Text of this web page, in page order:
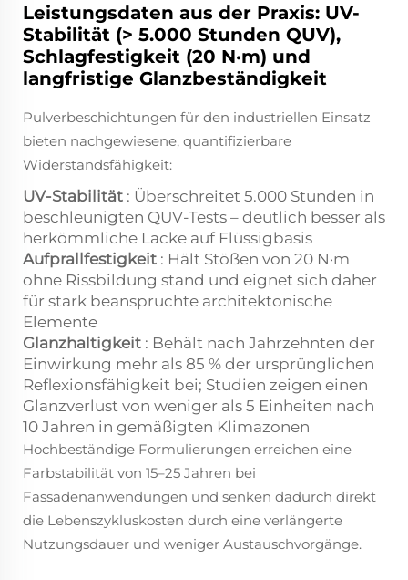
Leistungsdaten aus der Praxis: UV-
Stabilität (> 5.000 Stunden QUV),
Schlagfestigkeit (20 N·m) und
langfristige Glanzbeständigkeit
Pulverbeschichtungen für den industriellen Einsatz
bieten nachgewiesene, quantifizierbare
Widerstandsfähigkeit:
UV-Stabilität : Überschreitet 5.000 Stunden in
beschleunigten QUV-Tests – deutlich besser als
herkömmliche Lacke auf Flüssigbasis
Aufprallfestigkeit : Hält Stößen von 20 N·m
ohne Rissbildung stand und eignet sich daher
für stark beanspruchte architektonische
Elemente
Glanzhaltigkeit : Behält nach Jahrzehnten der
Einwirkung mehr als 85 % der ursprünglichen
Reflexionsfähigkeit bei; Studien zeigen einen
Glanzverlust von weniger als 5 Einheiten nach
10 Jahren in gemäßigten Klimazonen
Hochbeständige Formulierungen erreichen eine
Farbstabilität von 15–25 Jahren bei
Fassadenanwendungen und senken dadurch direkt
die Lebenszykluskosten durch eine verlängerte
Nutzungsdauer und weniger Austauschvorgänge.